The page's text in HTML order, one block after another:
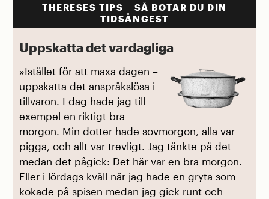
THERESES TIPS – SÅ BOTAR DU DIN
TIDSÅNGEST
Uppskatta det vardagliga
»Istället för att maxa dagen –
uppskatta det anspråkslösa i
tillvaron. I dag hade jag till
exempel en riktigt bra
morgon. Min dotter hade sovmorgon, alla var
pigga, och allt var trevligt. Jag tänkte på det
medan det pågick: Det här var en bra morgon.
Eller i lördags kväll när jag hade en gryta som
kokade på spisen medan jag gick runt och